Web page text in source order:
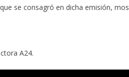
se consagró en dicha emisión,
A24.